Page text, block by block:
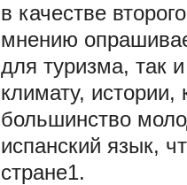
в качестве
мнению
для туризма, так
климату,
большинство
испанский язык,
стране1.